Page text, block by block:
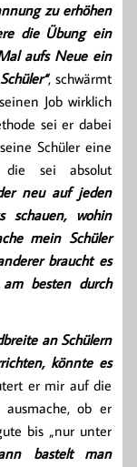
zu erhöhen
die Übung ein
aufs Neue ein
, schwärmt
Job wirklich
sei er dabei
Schüler eine
die sei absolut
neu auf jeden
schauen, wohin
mein Schüler
braucht es
besten durch
an Schülern
könnte es
er mir auf die
ob er
bis „nur unter
bastelt man